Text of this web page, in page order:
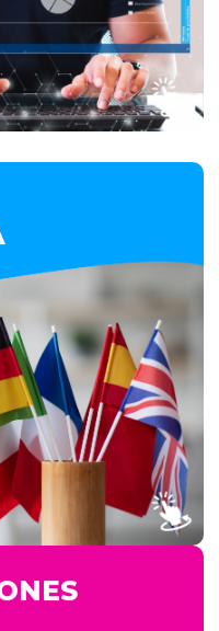
VER MÁS
MULTI IDIOMA
MULTI MONEDA
visualiza la
idioma y moneda,
a las
con operaciones
la gestión y
uso para equipos
diferentes países.
VER MÁS